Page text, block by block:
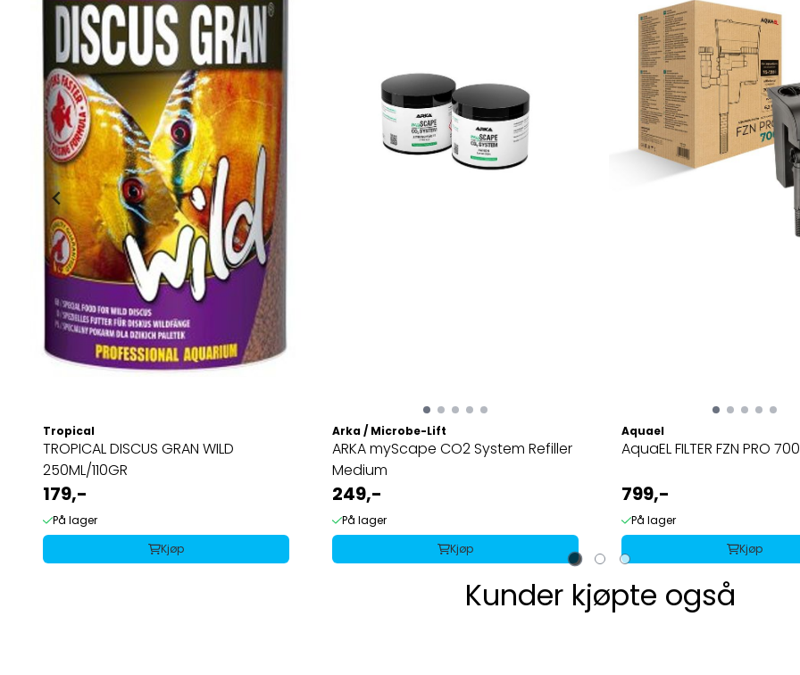
Tropical
TROPICAL DISCUS GRAN WILD
250ML/110GR
179,-
På lager
Kjøp
Arka / Microbe-Lift
ARKA myScape CO2 System Refiller
Medium
249,-
På lager
Kjøp
Aquael
AquaEL FILTER FZN PRO 700
799,-
På lager
Kjøp
Kunder kjøpte også